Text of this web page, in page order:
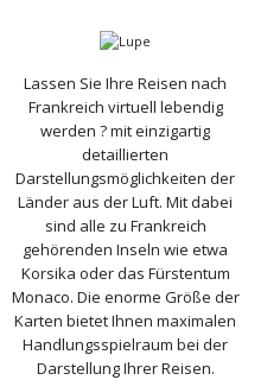
Lassen Sie Ihre Reisen nach
Frankreich virtuell lebendig
werden ? mit einzigartig
detaillierten
Darstellungsmöglichkeiten der
Länder aus der Luft. Mit dabei
sind alle zu Frankreich
gehörenden Inseln wie etwa
Korsika oder das Fürstentum
Monaco. Die enorme Größe der
Karten bietet Ihnen maximalen
Handlungsspielraum bei der
Darstellung Ihrer Reisen.